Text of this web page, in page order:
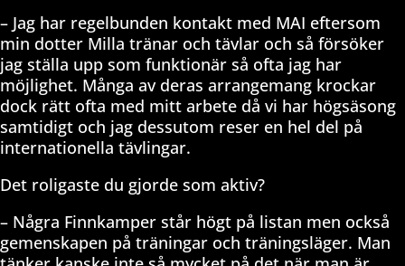
– Jag har regelbunden kontakt med MAI eftersom
min dotter Milla tränar och tävlar och så försöker
jag ställa upp som funktionär så ofta jag har
möjlighet. Många av deras arrangemang krockar
dock rätt ofta med mitt arbete då vi har högsäsong
samtidigt och jag dessutom reser en hel del på
internationella tävlingar.
Det roligaste du gjorde som aktiv?
– Några Finnkamper står högt på listan men också
gemenskapen på träningar och träningsläger. Man